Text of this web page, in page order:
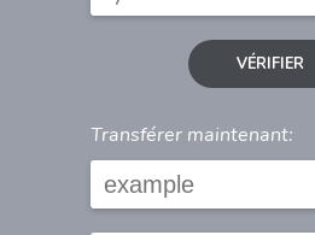
VÉRIFIER
Transférer maintenant: